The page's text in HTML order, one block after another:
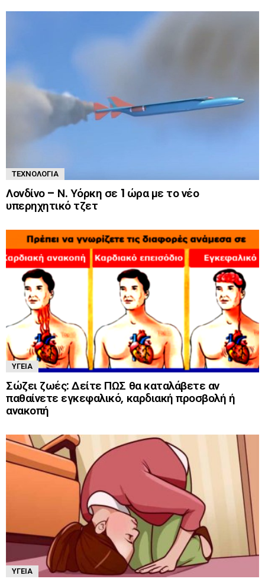
ΤΕΧΝΟΛΟΓΊΑ
Λονδίνο – Ν. Υόρκη σε 1 ώρα με το νέο
υπερηχητικό τζετ
ΥΓΕΊΑ
Σώζει ζωές: Δείτε ΠΩΣ θα καταλάβετε αν
παθαίνετε εγκεφαλικό, καρδιακή προσβολή ή
ανακοπή
ΥΓΕΊΑ